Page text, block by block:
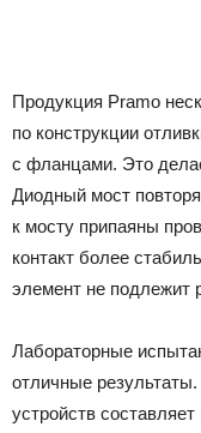
Продукция Pramo
по конструкции
с фланцами. Это
Диодный мост
к мосту припаяны
контакт более
элемент не подлежит
Лабораторные
отличные
устройств